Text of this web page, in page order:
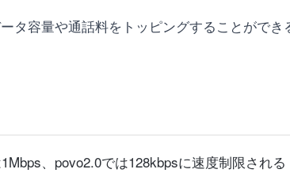
タ容量や通話料をトッピングすることがで
、povo2.0では128kbpsに速度制限される